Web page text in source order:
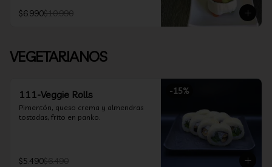
$6.990$10.990
VEGETARIANOS
-15%
111-Veggie Rolls
Pimentón, queso crema y almendras
tostadas, frito en panko.
$5.490$6.490